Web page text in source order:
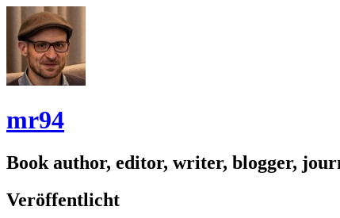
mr94
Book author, editor, writer, blogger,
Veröffentlicht